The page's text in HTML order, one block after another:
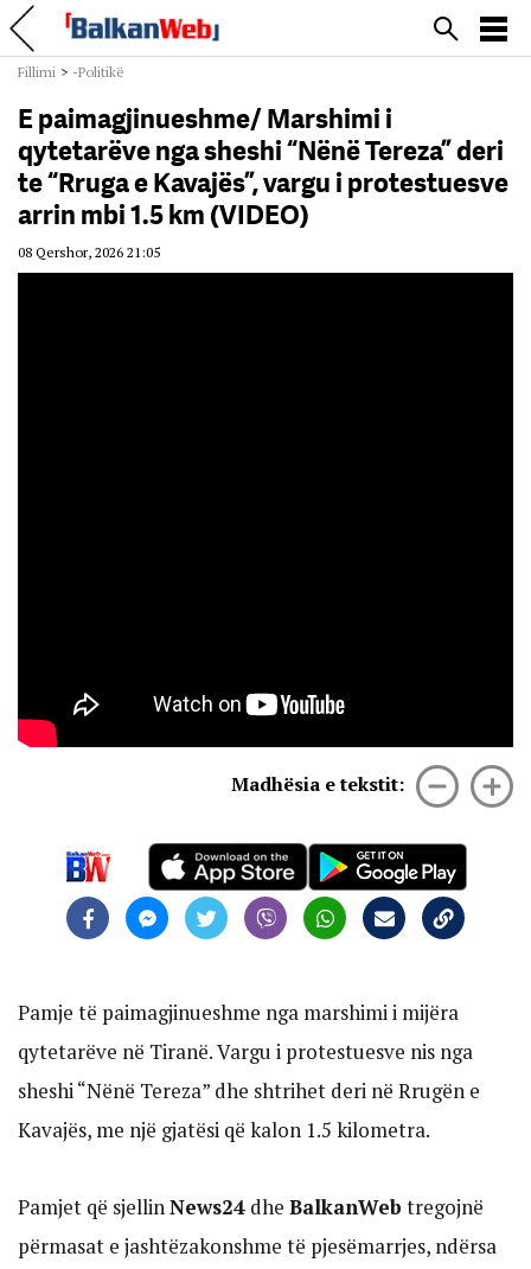
Fillimi > -Politikë
E paimagjinueshme/ Marshimi i
qytetarëve nga sheshi “Nënë Tereza” deri
te “Rruga e Kavajës”, vargu i protestuesve
arrin mbi 1.5 km (VIDEO)
08 Qershor, 2026 21:05
Madhësia e tekstit:
Pamje të paimagjinueshme nga marshimi i mijëra
qytetarëve në Tiranë. Vargu i protestuesve nis nga
sheshi “Nënë Tereza” dhe shtrihet deri në Rrugën e
Kavajës, me një gjatësi që kalon 1.5 kilometra.
Pamjet që sjellinNews24 dhe BalkanWeb tregojnë
përmasat e jashtëzakonshme të pjesëmarrjes, ndërsa